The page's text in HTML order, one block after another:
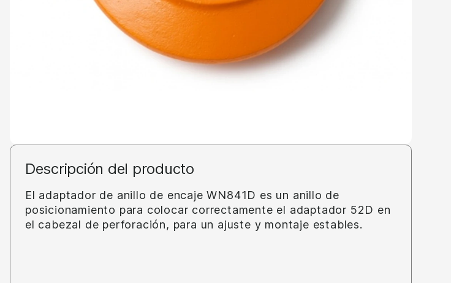
Descripción del producto
El adaptador de anillo de encaje WN841D es un anillo de
posicionamiento para colocar correctamente el adaptador 52D en
el cabezal de perforación, para un ajuste y montaje estables.